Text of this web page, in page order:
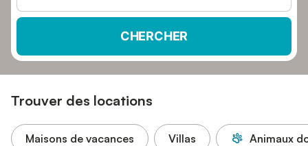
CHERCHER
Trouver des locations
Maisons de vacances Villas Animaux